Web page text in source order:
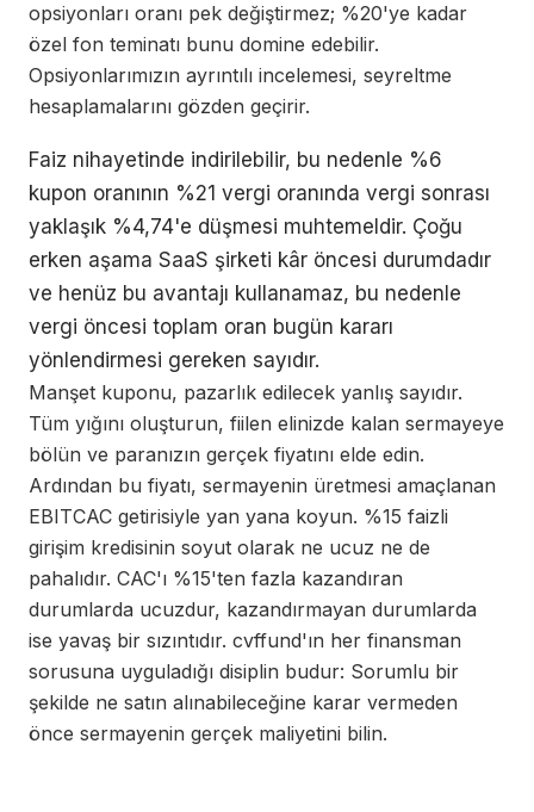
opsiyonları oranı pek değiştirmez; %20'ye kadar
özel fon teminatı bunu domine edebilir.
Opsiyonlarımızın ayrıntılı incelemesi, seyreltme
hesaplamalarını gözden geçirir.
Faiz nihayetinde indirilebilir, bu nedenle %6
kupon oranının %21 vergi oranında vergi sonrası
yaklaşık %4,74'e düşmesi muhtemeldir. Çoğu
erken aşama SaaS şirketi kâr öncesi durumdadır
ve henüz bu avantajı kullanamaz, bu nedenle
vergi öncesi toplam oran bugün kararı
yönlendirmesi gereken sayıdır.
Manşet kuponu, pazarlık edilecek yanlış sayıdır.
Tüm yığını oluşturun, fiilen elinizde kalan sermayeye
bölün ve paranızın gerçek fiyatını elde edin.
Ardından bu fiyatı, sermayenin üretmesi amaçlanan
EBITCAC getirisiyle yan yana koyun. %15 faizli
girişim kredisinin soyut olarak ne ucuz ne de
pahalıdır. CAC'ı %15'ten fazla kazandıran
durumlarda ucuzdur, kazandırmayan durumlarda
ise yavaş bir sızıntıdır. cvffund'ın her finansman
sorusuna uyguladığı disiplin budur: Sorumlu bir
şekilde ne satın alınabileceğine karar vermeden
önce sermayenin gerçek maliyetini bilin.